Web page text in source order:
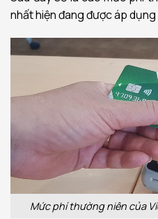
nhất hiện đang được áp
Mức phí thường niên của